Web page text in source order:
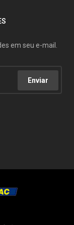
em seu e-mail.
Enviar